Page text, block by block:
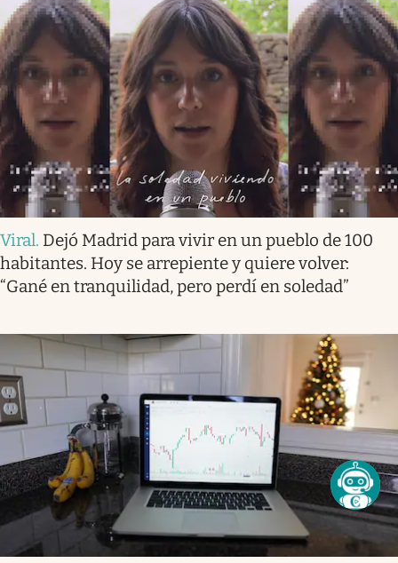
Viral. Dejó Madrid para vivir en un pueblo de 100
habitantes. Hoy se arrepiente y quiere volver:
“Gané en tranquilidad, pero perdí en soledad”